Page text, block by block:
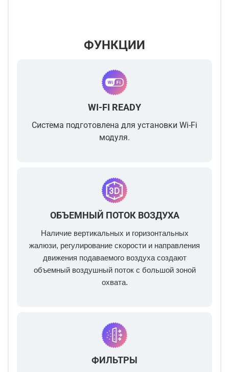
ФУНКЦИИ
WI-FI READY
Система подготовлена для установки Wi-Fi
модуля.
ОБЪЕМНЫЙ ПОТОК ВОЗДУХА
Наличие вертикальных и горизонтальных
жалюзи, регулирование скорости и направления
движения подаваемого воздуха создают
объемный воздушный поток с большой зоной
охвата.
ФИЛЬТРЫ